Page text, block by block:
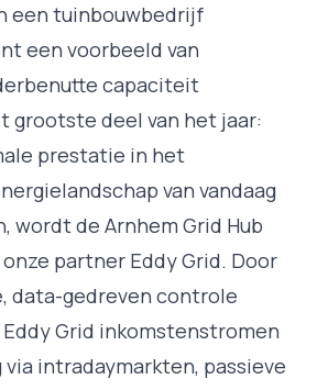
een tuinbouwbedrijf
een voorbeeld van
capaciteit
grootste deel van het jaar:
prestatie in het
van vandaag
wordt de Arnhem Grid Hub
partner Eddy Grid. Door
data-gedreven controle
Grid inkomstenstromen
intradaymarkten, passieve